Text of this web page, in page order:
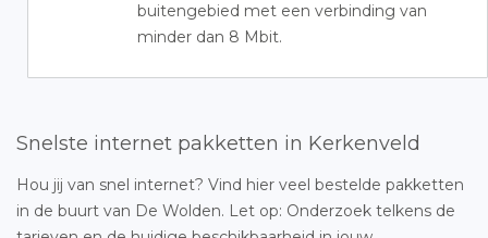
buitengebied met een verbinding van
minder dan 8 Mbit.
Snelste internet pakketten in Kerkenveld
Hou jij van snel internet? Vind hier veel bestelde pakketten
in de buurt van De Wolden. Let op: Onderzoek telkens de